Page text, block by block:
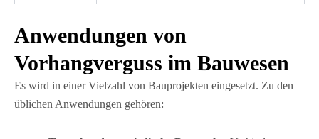
Anwendungen von
Vorhangverguss im Bauwesen
Es wird in einer Vielzahl von Bauprojekten eingesetzt. Zu den
üblichen Anwendungen gehören: